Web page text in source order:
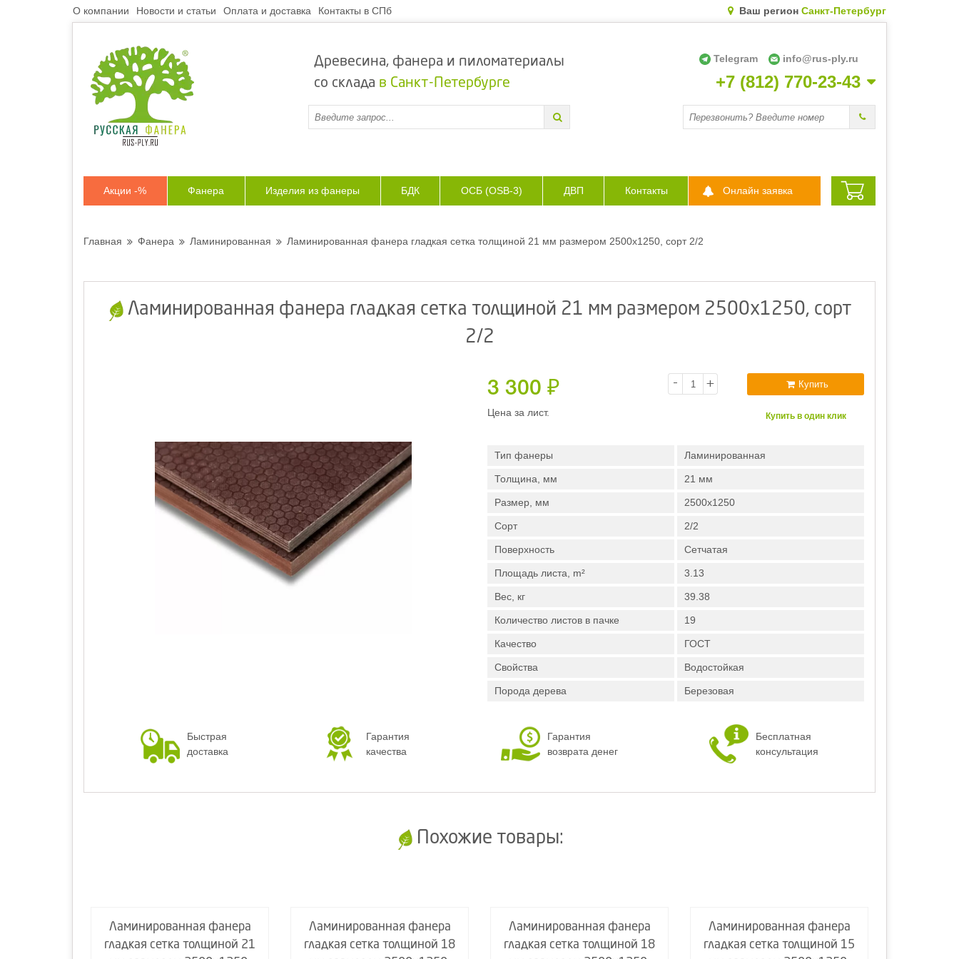
О компании Новости и статьи Оплата и доставка Контакты в СПб Ваш регион Санкт-Петербург
Древесина, фанера и пиломатериалы
со склада в Санкт-Петербурге
Telegram info@rus-ply.ru
+7 (812) 770-23-43
Акции -% Фанера Изделия из фанеры БДК ОСБ (OSB-3) ДВП Контакты Онлайн заявка
Главная Фанера Ламинированная Ламинированная фанера гладкая сетка толщиной 21 мм размером 2500х1250, сорт 2/2
Ламинированная фанера гладкая сетка толщиной 21 мм размером 2500х1250, сорт
2/2
3 300 ₽
Цена за лист.
- + Купить
Купить в один клик
Тип фанеры Ламинированная
Толщина, мм 21 мм
Размер, мм 2500х1250
Сорт 2/2
Поверхность Сетчатая
Площадь листа, m² 3.13
Вес, кг 39.38
Количество листов в пачке 19
Качество ГОСТ
Свойства Водостойкая
Порода дерева Березовая
Быстрая
доставка
Гарантия
качества
Гарантия
возврата денег
Бесплатная
консультация
Похожие товары:
Ламинированная фанера
гладкая сетка толщиной 21
Ламинированная фанера
гладкая сетка толщиной 18
Ламинированная фанера
гладкая сетка толщиной 18
Ламинированная фанера
гладкая сетка толщиной 15